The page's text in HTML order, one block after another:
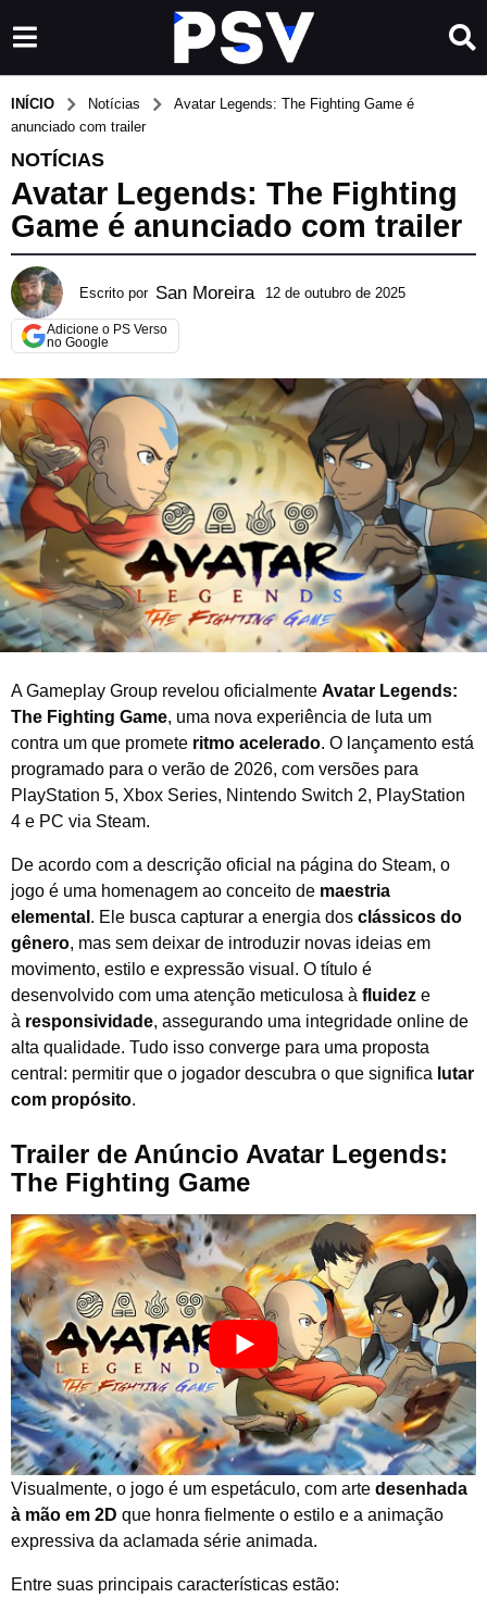
INÍCIO Notícias
Avatar Legends: The Fighting Game é
anunciado com trailer
NOTÍCIAS
Avatar Legends: The Fighting
Game é anunciado com trailer
Escrito por San Moreira 12 de outubro de 2025
o
u
b
r
o
d
e
2
0
5
Adicione o PS Verso
no Google
A Gameplay Group revelou oficialmente Avatar Legends:
The Fighting Game, uma nova experiência de luta um
contra um que promete ritmo acelerado. O lançamento está
programado para o verão de 2026, com versões para
PlayStation 5, Xbox Series, Nintendo Switch 2, PlayStation
4 e PC via Steam.
De acordo com a descrição oficial na página do Steam, o
jogo é uma homenagem ao conceito de maestria
elemental . Ele busca capturar a energia dos clássicos do
gênero, mas sem deixar de introduzir novas ideias em
movimento, estilo e expressão visual. O título é
desenvolvido com uma atenção meticulosa à fluidez e
à responsividade, assegurando uma integridade online de
alta qualidade. Tudo isso converge para uma proposta
central: permitir que o jogador descubra o que significa lutar
com propósito.
Trailer de Anúncio Avatar Legends:
The Fighting Game
Visualmente, o jogo é um espetáculo, com arte desenhada
à mão em 2D que honra fielmente o estilo e a animação
expressiva da aclamada série animada.
Entre suas principais características estão: